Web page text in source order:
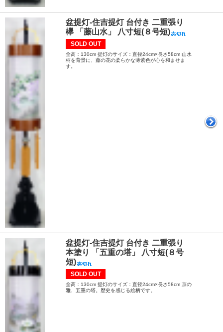
盆提灯-住吉提灯 台付き 二重張り
欅 「藤山水」 八寸短(８号短)
SOLD OUT
全高：130cm 提灯のサイズ：直径24cm×長さ58cm 山水
柄を背景に、藤の花の柔らかな薄紫色が心を和ませま
す。
盆提灯-住吉提灯 台付き 二重張り
本塗り 「五重の塔」 八寸短(８号
短)
SOLD OUT
全高：130cm 提灯のサイズ：直径24cm×長さ58cm 京の
雅、五重の塔。歴史を感じる絵柄です。